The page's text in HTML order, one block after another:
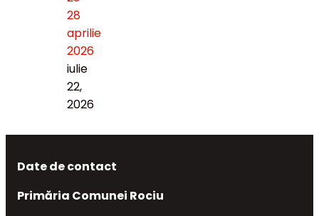
28
aprilie
2026
iulie
22,
2026
Date de contact
Primăria Comunei Rociu